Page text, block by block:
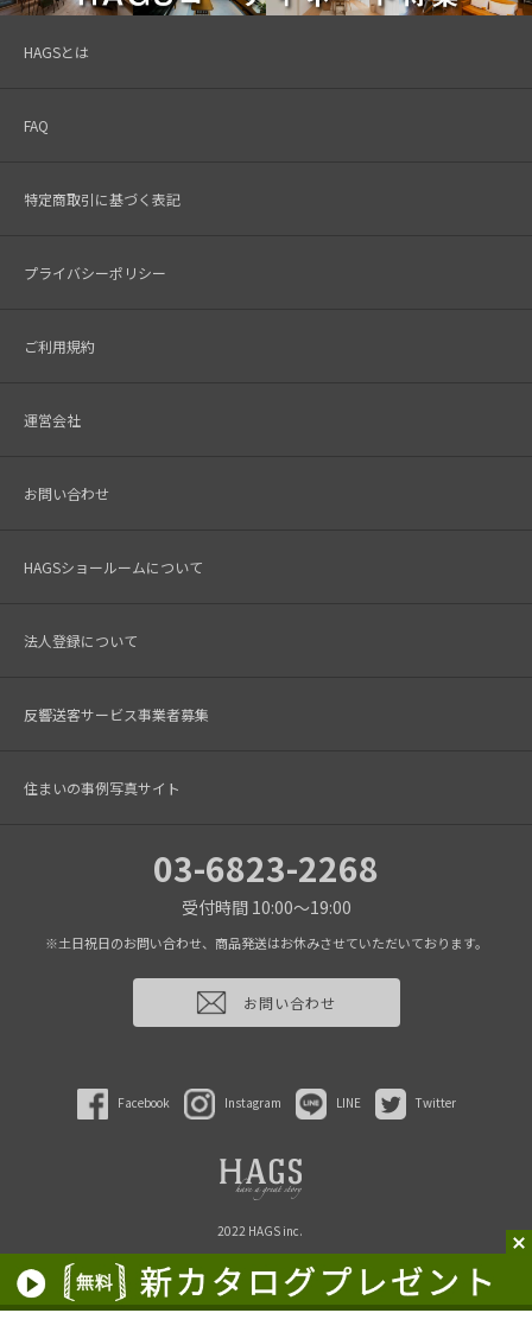
HAGSとは
FAQ
特定商取引に基づく表記
プライバシーポリシー
ご利用規約
運営会社
お問い合わせ
HAGSショールームについて
法人登録について
反響送客サービス事業者募集
住まいの事例写真サイト
03-6823-2268
受付時間 10:00～19:00
※土日祝日のお問い合わせ、商品発送はお休みさせていただいております。
お問い合わせ
Facebook Instagram LINE Twitter
2022 HAGS inc.